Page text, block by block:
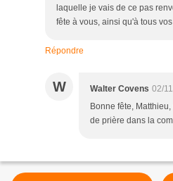
laquelle je vais de ce pas
fête à vous, ainsi qu'à tous
Répondre
W Walter Covens 02/
Bonne fête,
de prière dans la